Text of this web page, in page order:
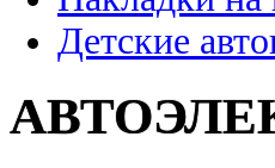
Детские